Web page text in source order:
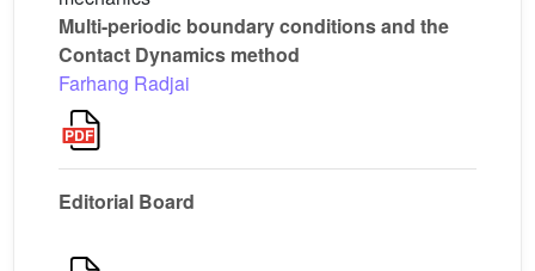
Multi-periodic boundary conditions and the
Contact Dynamics method
Farhang Radjai
Editorial Board